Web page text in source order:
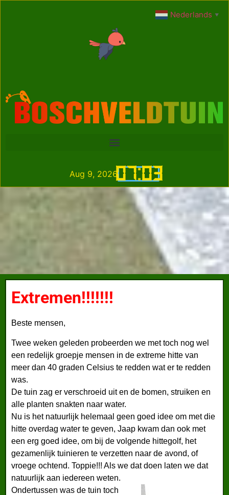
07:03
Aug 9, 2026
Extremen!!!!!!!
Beste mensen,
Twee weken geleden probeerden we met toch nog wel
een redelijk groepje mensen in de extreme hitte van
meer dan 40 graden Celsius te redden wat er te redden
was.
De tuin zag er verschroeid uit en de bomen, struiken en
alle planten snakten naar water.
Nu is het natuurlijk helemaal geen goed idee om met die
hitte overdag water te geven, Jaap kwam dan ook met
een erg goed idee, om bij de volgende hittegolf, het
gezamenlijk tuinieren te verzetten naar de avond, of
vroege ochtend. Toppie!!! Als we dat doen laten we dat
natuurlijk aan iedereen weten.
Ondertussen was de tuin toch
Nederlands ▼